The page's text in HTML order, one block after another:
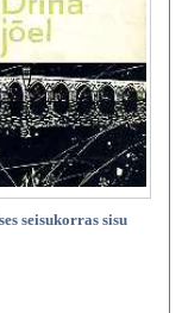
seisukorras sisu